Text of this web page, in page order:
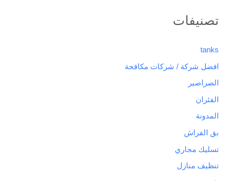
تصنيفات
tanks
افضل شركة / شركات مكافحة
الصراصير
الفئران
المدونة
بق الفراش
تسليك مجاري
تنظيف منازل